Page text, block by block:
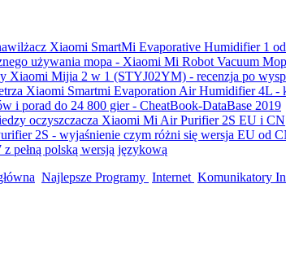
Xiaomi SmartMi Evaporative Humidifier 1
używania mopa - Xiaomi Mi Robot Vacuum
Xiaomi Mijia 2 w 1 (STYJ02YM) - recenzja po
Xiaomi Smartmi Evaporation Air Humidifier 4L -
i porad do 24 800 gier - CheatBook-DataBase 2019
oczyszczacza Xiaomi Mi Air Purifier 2S EU i CN
2S - wyjaśnienie czym różni się wersja EU od
pełną polską wersją językową
Najlepsze Programy Internet Komunikatory